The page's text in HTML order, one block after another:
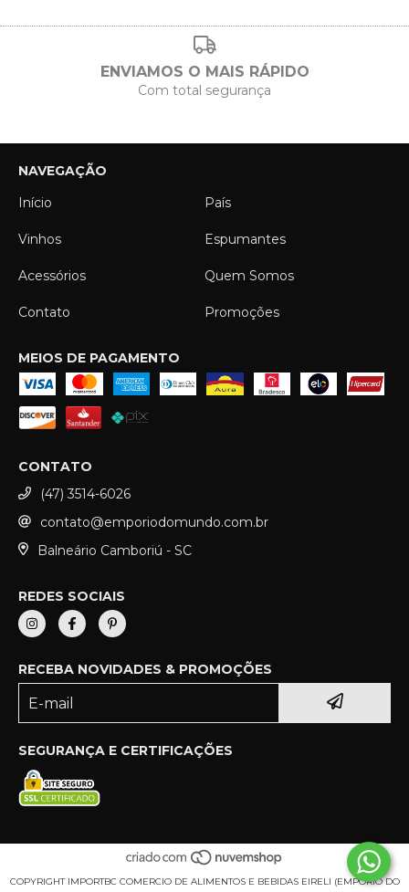
ENVIAMOS O MAIS RÁPIDO
Com total segurança
NAVEGAÇÃO
Início
País
Vinhos Espumantes
Acessórios Quem Somos
Contato Promoções
MEIOS DE PAGAMENTO
CONTATO
(47) 3514-6026
contato@emporiodomundo.com.br
Balneário Camboriú - SC
REDES SOCIAIS
RECEBA NOVIDADES & PROMOÇÕES
SEGURANÇA E CERTIFICAÇÕES
COPYRIGHT IMPORTBC COMERCIO DE ALIMENTOS E BEBIDAS EIRELI (EMPORIO DO